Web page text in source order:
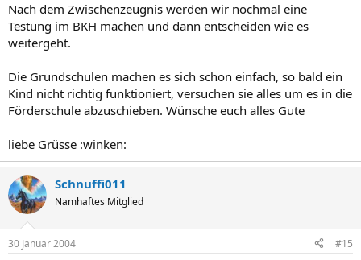
Nach dem Zwischenzeugnis werden wir nochmal eine
Testung im BKH machen und dann entscheiden wie es
weitergeht.
Die Grundschulen machen es sich schon einfach, so bald ein
Kind nicht richtig funktioniert, versuchen sie alles um es in die
Förderschule abzuschieben. Wünsche euch alles Gute
liebe Grüsse :winken:
Schnuffi011
Namhaftes Mitglied
30 Januar 2004 #15